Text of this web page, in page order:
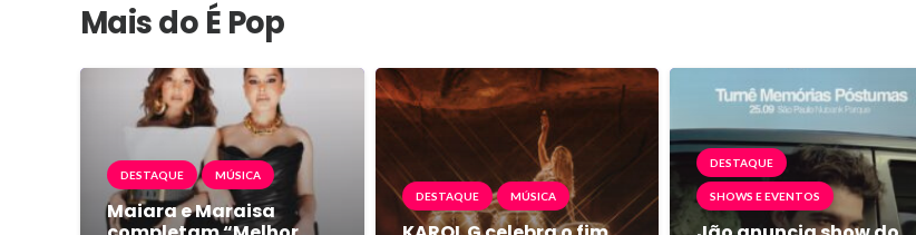
Mais do É Pop
DESTAQUE MÚSICA
Maiara e Maraisa
DESTAQUE MÚSICA
DESTAQUE
SHOWS E EVENTOS